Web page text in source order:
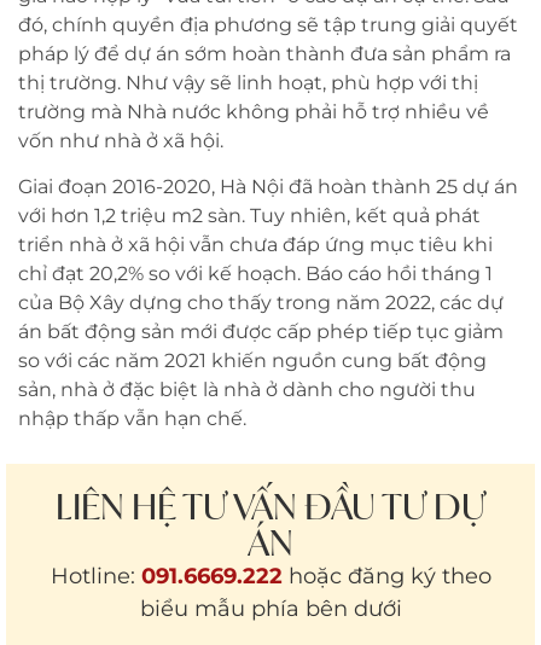
đó, chính quyền địa phương sẽ tập trung giải quyết
pháp lý để dự án sớm hoàn thành đưa sản phẩm ra
thị trường. Như vậy sẽ linh hoạt, phù hợp với thị
trường mà Nhà nước không phải hỗ trợ nhiều về
vốn như nhà ở xã hội.
Giai đoạn 2016-2020, Hà Nội đã hoàn thành 25 dự án
với hơn 1,2 triệu m2 sàn. Tuy nhiên, kết quả phát
triển nhà ở xã hội vẫn chưa đáp ứng mục tiêu khi
chỉ đạt 20,2% so với kế hoạch. Báo cáo hồi tháng 1
của Bộ Xây dựng cho thấy trong năm 2022, các dự
án bất động sản mới được cấp phép tiếp tục giảm
so với các năm 2021 khiến nguồn cung bất động
sản, nhà ở đặc biệt là nhà ở dành cho người thu
nhập thấp vẫn hạn chế.
LIÊN HỆ TƯ VẤN ĐẦU TƯ DỰ
ÁN
Hotline: 091.6669.222 hoặc đăng ký theo
biểu mẫu phía bên dưới